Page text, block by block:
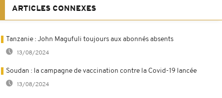
ARTICLES CONNEXES
Tanzanie : John Magufuli toujours aux abonnés absents
13/08/2024
Soudan : la campagne de vaccination contre la Covid-19 lancée
13/08/2024